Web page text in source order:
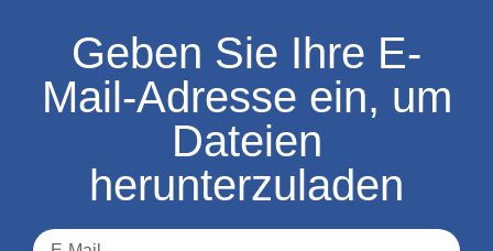
Geben Sie Ihre E-
Mail-Adresse ein, um
Dateien
herunterzuladen